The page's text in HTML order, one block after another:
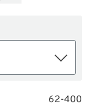
62-400